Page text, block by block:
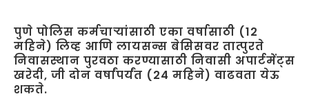
पुणे पोलिस कर्मचाऱ्यांसाठी एका वर्षासाठी (12
महिने) लिव्ह आणि लायसन्स बेसिसवर तात्पुरते
निवासस्थान पुरवठा करण्यासाठी निवासी अपार्टमेंट्स
खरेदी, जी दोन वर्षांपर्यंत (24 महिने) वाढवता येऊ
शकते.